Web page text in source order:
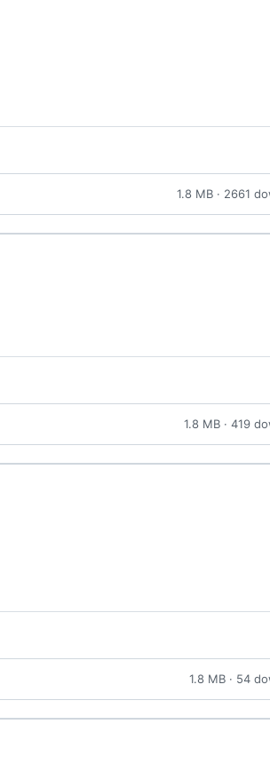
1.8 MB · 2661
1.8 MB · 419
1.8 MB · 54